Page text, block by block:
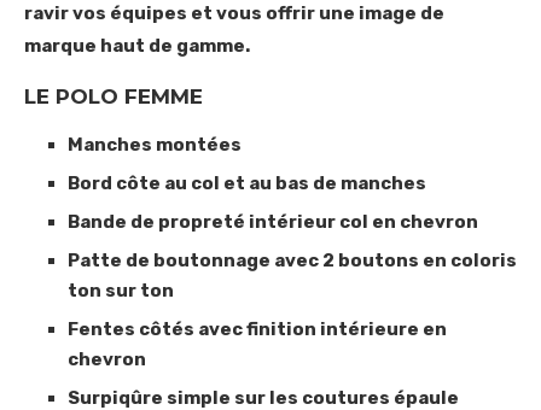
ravir vos équipes et vous offrir une image de
marque haut de gamme.
LE POLO FEMME
Manches montées
Bord côte au col et au bas de manches
Bande de propreté intérieur col en chevron
Patte de boutonnage avec 2 boutons en coloris
ton sur ton
Fentes côtés avec finition intérieure en
chevron
Surpiqûre simple sur les coutures épaule